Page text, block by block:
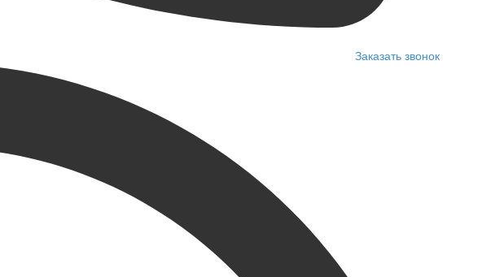
Заказать звонок